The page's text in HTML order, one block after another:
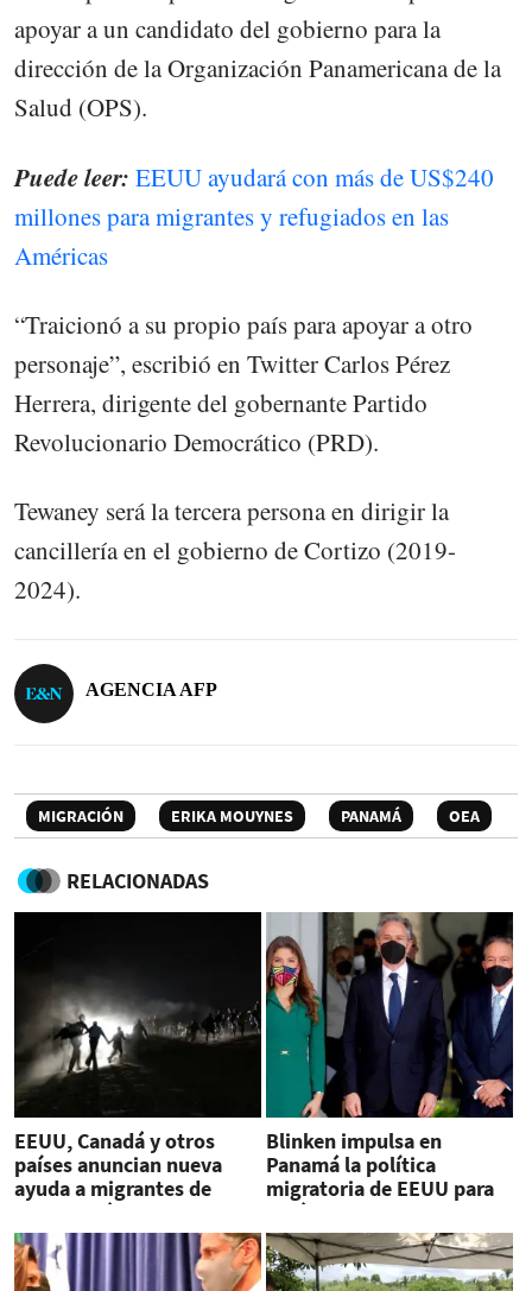
apoyar a un candidato del gobierno para la
dirección de la Organización Panamericana de la
Salud (OPS).
Puede leer: EEUU ayudará con más de US$240
millones para migrantes y refugiados en las
Américas
“Traicionó a su propio país para apoyar a otro
personaje”, escribió en Twitter Carlos Pérez
Herrera, dirigente del gobernante Partido
Revolucionario Democrático (PRD).
Tewaney será la tercera persona en dirigir la
cancillería en el gobierno de Cortizo (2019-
2024).
AGENCIA AFP
MIGRACIÓN ERIKA MOUYNES PANAMÁ OEA
RELACIONADAS
EEUU, Canadá y otros
países anuncian nueva
ayuda a migrantes de
Latinoamérica
Blinken impulsa en
Panamá la política
migratoria de EEUU para
América Latina